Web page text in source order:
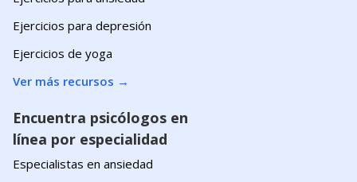
Ejercicios para depresión
Ejercicios de yoga
Ver más recursos →
Encuentra psicólogos en
línea por especialidad
Especialistas en ansiedad